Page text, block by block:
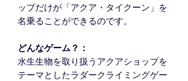
ップだけが「アクア・タイクーン」を
名乗ることができるのです。
どんなゲーム？：
水生生物を取り扱うアクアショップを
テーマとしたラダークライミングゲー